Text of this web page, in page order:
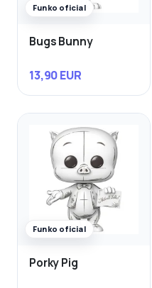
Funko oficial
Bugs Bunny
13,90 EUR
Funko oficial
Porky Pig